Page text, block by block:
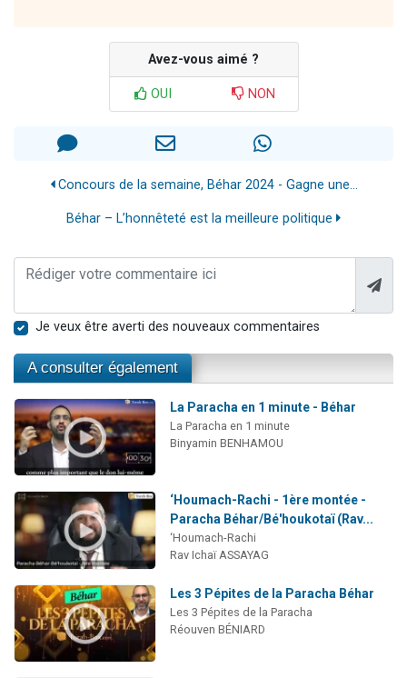
Avez-vous aimé ?
OUI NON
Concours de la semaine, Béhar 2024 - Gagne une...
Béhar – L’honnêteté est la meilleure politique
Je veux être averti des nouveaux commentaires
A consulter également
La Paracha en 1 minute - Béhar
La Paracha en 1 minute
Binyamin BENHAMOU
‘Houmach-Rachi - 1ère montée -
Paracha Béhar/Bé'houkotaï (Rav...
‘Houmach-Rachi
Rav Ichaï ASSAYAG
Les 3 Pépites de la Paracha Béhar
Les 3 Pépites de la Paracha
Réouven BÉNIARD